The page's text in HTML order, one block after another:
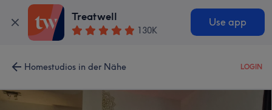
Treatwell
130K
Use app
Homestudios in der Nähe LOGIN